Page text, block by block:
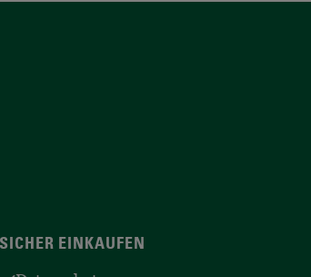
SICHER EINKAUFEN